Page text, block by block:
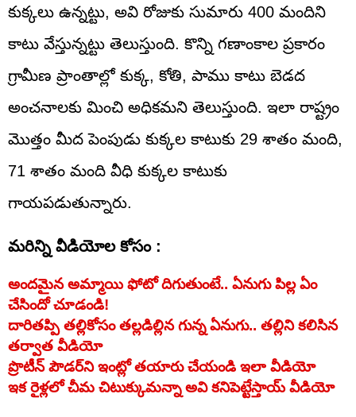
కుక్కలు ఉన్నట్టు, అవి రోజుకు సుమారు 400 మందిని
కాటు వేస్తున్నట్టు తెలుస్తుంది. కొన్ని గణాంకాల ప్రకారం
గ్రామీణ ప్రాంతాల్లో కుక్క, కోతి, పాము కాటు బెడద
అంచనాలకు మించి అధికమని తెలుస్తుంది. ఇలా రాష్ట్రం
మొత్తం మీద పెంపుడు కుక్కల కాటుకు 29 శాతం మంది,
71 శాతం మంది వీధి కుక్కల కాటుకు
గాయపడుతున్నారు.
మరిన్ని వీడియోల కోసం :
అందమైన అమ్మాయి ఫోటో దిగుతుంటే.. ఏనుగు పిల్ల ఏం
చేసిందో చూడండి!
దారితప్పి తల్లికోసం తల్లడిల్లిన గున్న ఏనుగు.. తల్లిని కలిసిన
తర్వాత వీడియో
ప్రొటీన్ పౌడర్‌ని ఇంట్లో తయారు చేయండి ఇలా వీడియో
ఇక రైళ్లలో చీమ చిటుక్కుమన్నా అవి కనిపెట్టేస్తాయ్‌ వీడియో